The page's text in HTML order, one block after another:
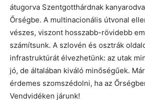
átugorva Szentgotthárdnak
Őrségbe. A multinacionális útvonal
vészes, viszont hosszabb-rövidebb
számítsunk. A szlovén és osztrák
infrastruktúrát élvezhetünk: az utak
jó, de általában kiváló minőségűek.
érdemes szomszédolni, ha az
Vendvidéken járunk!